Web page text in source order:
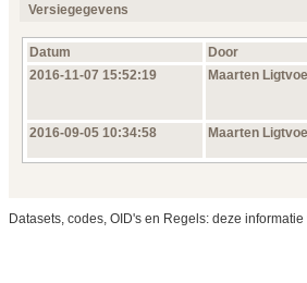
Versiegegevens
Datum Door
2016‑11‑07 15:52:19
Maarten
2016‑09‑05 10:34:58
Maarten
Datasets, codes, OID's en Regels: deze